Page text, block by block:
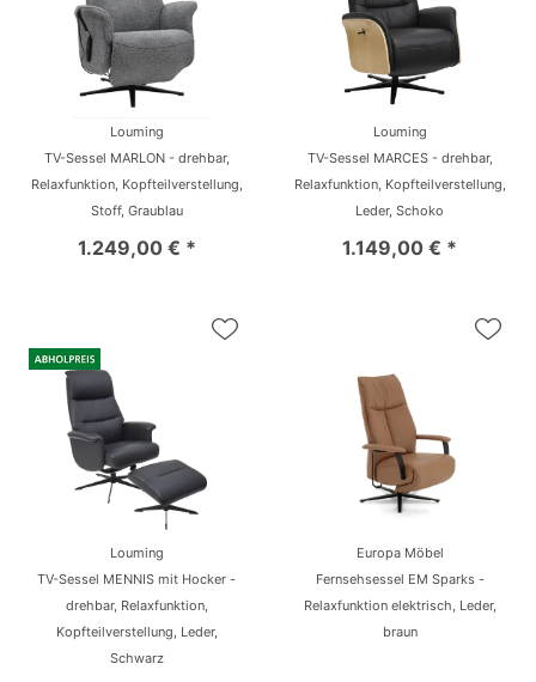
Louming
TV-Sessel MARLON - drehbar,
Relaxfunktion, Kopfteilverstellung,
Stoff, Graublau
1.249,00 € *
Louming
TV-Sessel MARCES - drehbar,
Relaxfunktion, Kopfteilverstellung,
Leder, Schoko
1.149,00 € *
Louming
TV-Sessel MENNIS mit Hocker -
drehbar, Relaxfunktion,
Kopfteilverstellung, Leder,
Schwarz
Europa Möbel
Fernsehsessel EM Sparks -
Relaxfunktion elektrisch, Leder,
braun